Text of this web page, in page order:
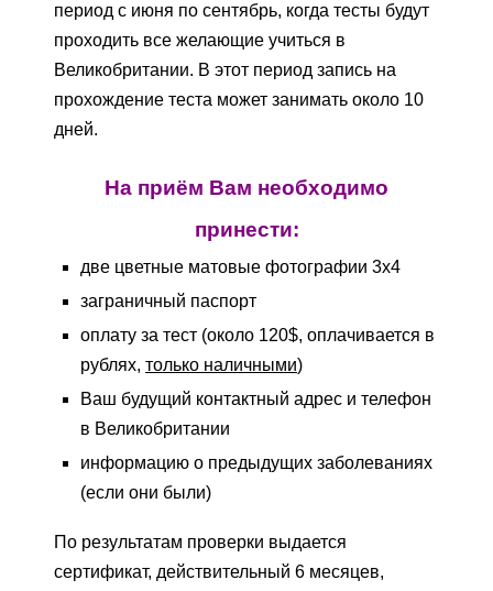
период с июня по сентябрь, когда тесты будут
проходить все желающие учиться в
Великобритании. В этот период запись на
прохождение теста может занимать около 10
дней.
На приём Вам необходимо
принести:
две цветные матовые фотографии 3х4
заграничный паспорт
оплату за тест (около 120$, оплачивается в
рублях, только наличными)
Ваш будущий контактный адрес и телефон
в Великобритании
информацию о предыдущих заболеваниях
(если они были)
По результатам проверки выдается
сертификат, действительный 6 месяцев,